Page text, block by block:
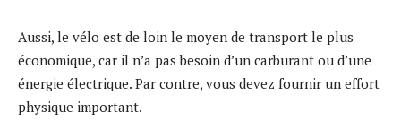
Aussi, le vélo est de loin le moyen de transport le plus
économique, car il n’a pas besoin d’un carburant ou d’une
énergie électrique. Par contre, vous devez fournir un effort
physique important.